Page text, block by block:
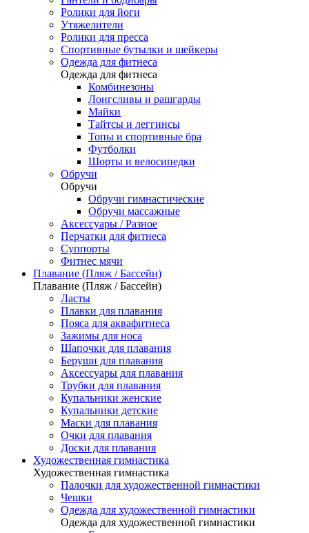
Ролики для йоги
Утяжелители
Ролики для пресса
Спортивные бутылки и шейкеры
Одежда для фитнеса
Одежда для фитнеса
Комбинезоны
Лонгсливы и рашгарды
Майки
Тайтсы и леггинсы
Топы и спортивные бра
Футболки
Шорты и велосипедки
Обручи
Обручи
Обручи гимнастические
Обручи массажные
Аксессуары / Разное
Перчатки для фитнеса
Суппорты
Фитнес мячи
Плавание (Пляж / Бассейн)
Плавание (Пляж / Бассейн)
Ласты
Плавки для плавания
Пояса для аквафитнеса
Зажимы для носа
Шапочки для плавания
Беруши для плавания
Аксессуары для плавания
Трубки для плавания
Купальники женские
Купальники детские
Маски для плавания
Очки для плавания
Доски для плавания
Художественная гимнастика
Художественная гимнастика
Палочки для художественной гимнастики
Чешки
Одежда для художественной гимнастики
Одежда для художественной гимнастики